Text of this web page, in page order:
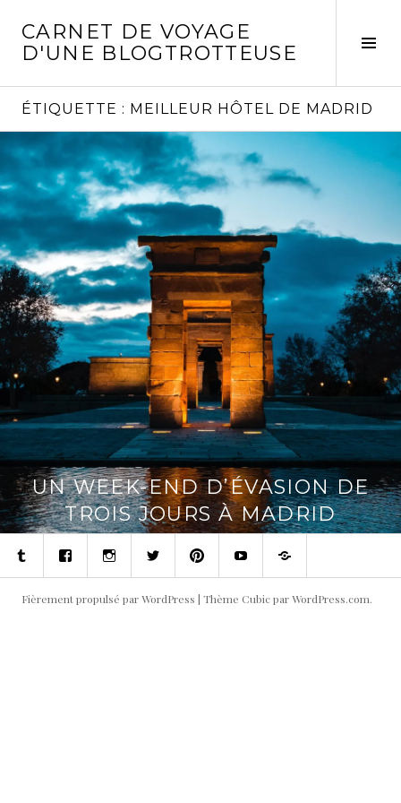
contenu
CARNET DE VOYAGE
D'UNE BLOGTROTTEUSE
ÉTIQUETTE : MEILLEUR HÔTEL DE MADRID
UN WEEK-END D’ÉVASION DE
TROIS JOURS À MADRID
TumblrFacebookInstagramTwitterPinterestYoutubeContact
Fièrement propulsé par WordPress | Thème Cubic parWordPress.com.